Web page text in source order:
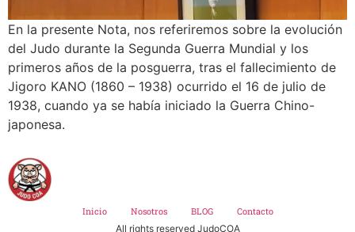
En la presente Nota, nos referiremos sobre la evolución
del Judo durante la Segunda Guerra Mundial y los
primeros años de la posguerra, tras el fallecimiento de
Jigoro KANO (1860 – 1938) ocurrido el 16 de julio de
1938, cuando ya se había iniciado la Guerra Chino-
japonesa.
Inicio Nosotros BLOG
Contacto
All rights reserved JudoCOA